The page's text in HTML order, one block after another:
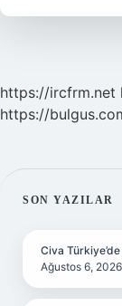
https://ircfrm.net
https://
SON YAZILAR
Civa
Ağustos 6, 2026